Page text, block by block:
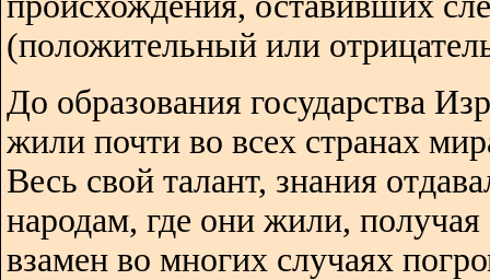
(положительный или
До образования государства
жили почти во всех странах
Весь свой талант, знания
народам, где они жили, получая
взамен во многих случаях